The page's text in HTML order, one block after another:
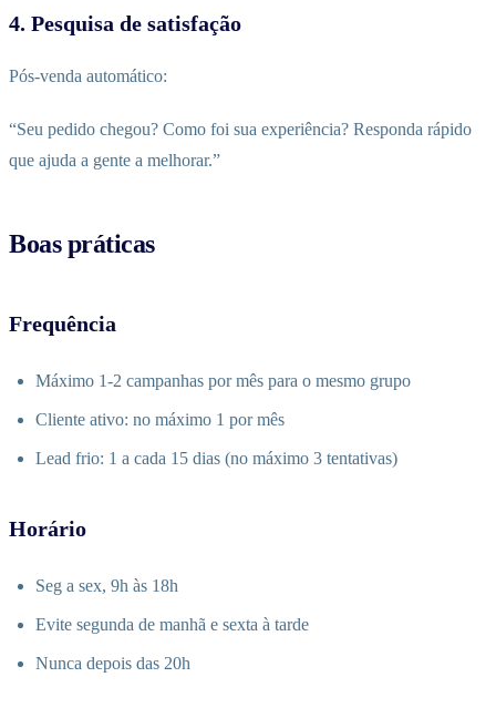
4. Pesquisa de satisfação
Pós-venda automático:
“Seu pedido chegou? Como foi sua experiência? Responda rápido
que ajuda a gente a melhorar.”
Boas práticas
Frequência
Máximo 1-2 campanhas por mês para o mesmo grupo
Cliente ativo: no máximo 1 por mês
Lead frio: 1 a cada 15 dias (no máximo 3 tentativas)
Horário
Seg a sex, 9h às 18h
Evite segunda de manhã e sexta à tarde
Nunca depois das 20h